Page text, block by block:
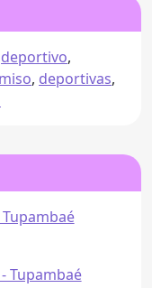
deportivo,
, deportivas,
Tupambaé